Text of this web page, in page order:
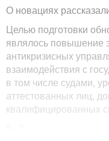
О новациях
Целью подготовки
являлось повышение
антикризисных
взаимодействия с
в том числе судами,
аттестованных лиц,
квалифицированных